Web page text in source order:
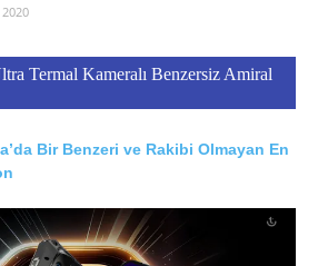
Termal Kameralı Benzersiz Amiral
Bir Benzeri ve Rakibi Olmayan En